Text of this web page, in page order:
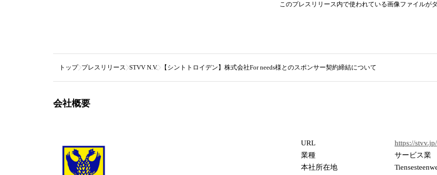
このプレスリリース内で使われている画像ファイルが
トップ プレスリリース STVV N.V. 【シントトロイデン】株式会社For needs様とのスポンサー契約締結について
会社概要
URL
https://stvv.jp/
業種
サービス業
本社所在地